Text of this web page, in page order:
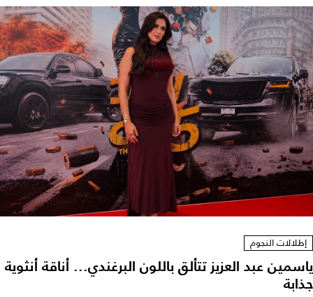
إطلالات النجوم
ياسمين عبد العزيز تتألق باللون البرغندي... أناقة أنثوية
جذابة